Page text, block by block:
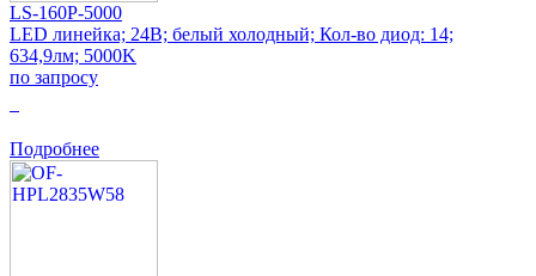
LS-160P-5000
LED линейка; 24В; белый холодный; Кол-во диод: 14;
634,9лм; 5000K
по запросу
Подробнее